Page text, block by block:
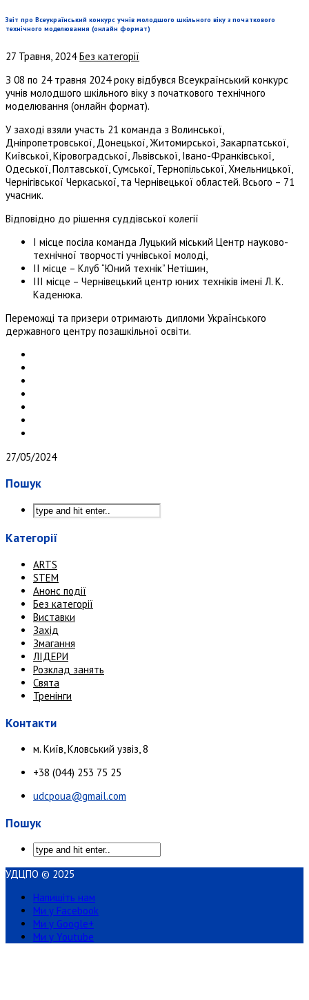
Звіт про Всеукраїнський конкурс учнів молодшого шкільного віку з початкового
технічного моделювання (онлайн формат)
27 Травня, 2024 Без категорії
З 08 по 24 травня 2024 року відбувся Всеукраїнський конкурс
учнів молодшого шкільного віку з початкового технічного
моделювання (онлайн формат).
У заході взяли участь 21 команда з Волинської,
Дніпропетровської, Донецької, Житомирської, Закарпатської,
Київської, Кіровоградської, Львівської, Івано-Франківської,
Одеської, Полтавської, Сумської, Тернопільської, Хмельницької,
Чернігівської Черкаської, та Чернівецької областей. Всього – 71
учасник.
Відповідно до рішення суддівської колегії
І місце посіла команда Луцький міський Центр науково-
технічної творчості учнівської молоді,
ІІ місце – Клуб “Юний технік” Нетішин,
ІІІ місце – Чернівецький центр юних техніків імені Л. К.
Каденюка.
Переможці та призери отримають дипломи Українського
державного центру позашкільної освіти.
27/05/2024
Пошук
Категорії
ARTS
STEM
Анонс події
Без категорії
Виставки
Захід
Змагання
ЛІДЕРИ
Розклад занять
Свята
Тренінги
Контакти
м. Київ, Кловський узвіз, 8
+38 (044) 253 75 25
udcpoua@gmail.com
Пошук
УДЦПО © 2025
Напишіть нам
Ми у Facebook
Ми у Google+
Ми у Youtube